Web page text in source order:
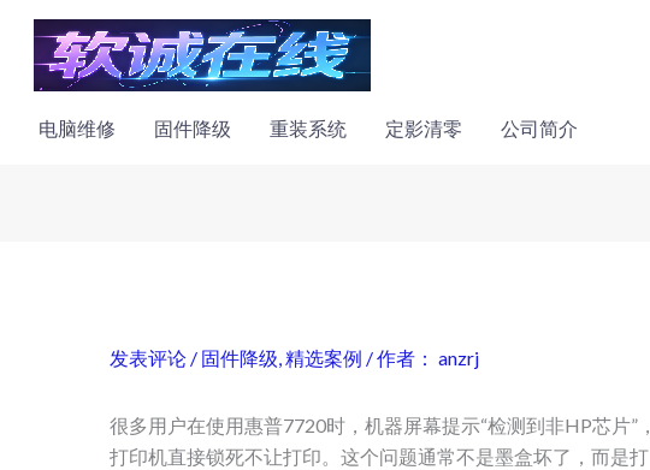
电脑维修 固件降级 重装系统 定影清零 公司简介
发表评论 / 固件降级,精选案例 / 作者： anzrj
很多用户在使用惠普7720时，机器屏幕提示“检测到非HP芯片”，
打印机直接锁死不让打印。这个问题通常不是墨盒坏了，而是打